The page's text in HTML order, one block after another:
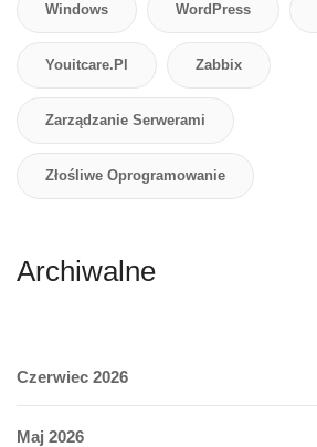
Windows WordPress
Youitcare.pl Zabbix
Zarządzanie Serwerami
Złośliwe Oprogramowanie
Archiwalne
Czerwiec 2026
Maj 2026